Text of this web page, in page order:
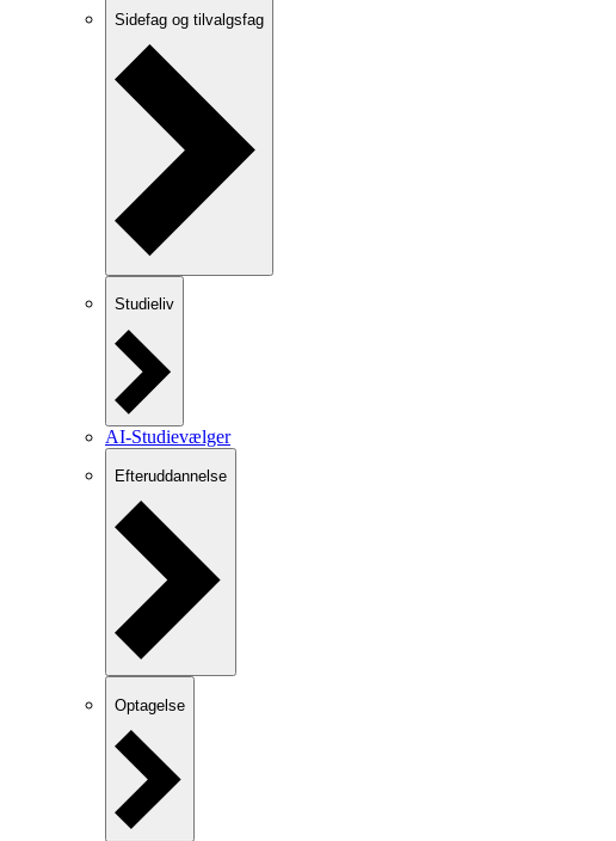
Sidefag og tilvalgsfag
Studieliv
AI-Studievælger
Efteruddannelse
Optagelse